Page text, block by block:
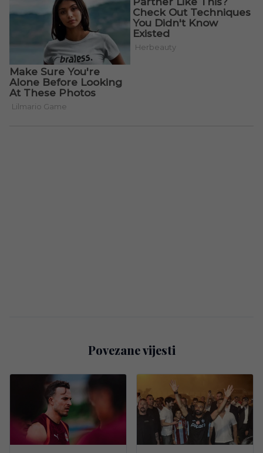
Povezane vijesti